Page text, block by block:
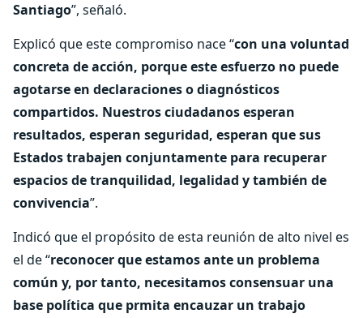
Santiago”, señaló.
Explicó que este compromiso nace “con una voluntad
concreta de acción, porque este esfuerzo no puede
agotarse en declaraciones o diagnósticos
compartidos. Nuestros ciudadanos esperan
resultados, esperan seguridad, esperan que sus
Estados trabajen conjuntamente para recuperar
espacios de tranquilidad, legalidad y también de
convivencia”.
Indicó que el propósito de esta reunión de alto nivel es
el de “reconocer que estamos ante un problema
común y, por tanto, necesitamos consensuar una
base política que prmita encauzar un trabajo